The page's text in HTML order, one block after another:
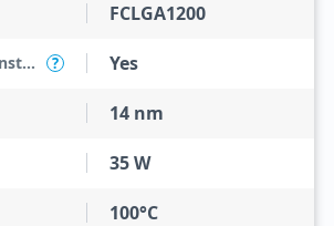
FCLGA1200
Intel AES New Instructions ? Yes
14 nm
35 W
100°C